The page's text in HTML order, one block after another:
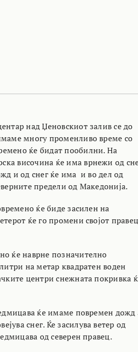
над Џеновскиот залив се до
многу променливо време со
ќе бидат пообилни. На
височина ќе има врнежи од
и од снег ќе има и во дел од
предели од Македонија.
ќе биде засилен на
ќе го промени својот
ќе наврне позначително
на метар квадратен воден
центри снежната покривка
ќе имаме повремен дожд
снег. Ќе засилува ветер од
од северен правец.